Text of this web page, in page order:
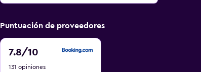
Puntuación de proveedores
7.8/10
7.8
10
131 opiniones